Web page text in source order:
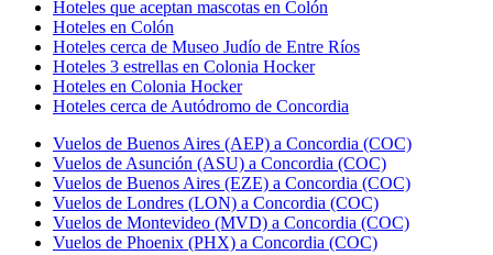
Hoteles que aceptan mascotas en Colón
Hoteles en Colón
Hoteles cerca de Museo Judío de Entre Ríos
Hoteles 3 estrellas en Colonia Hocker
Hoteles en Colonia Hocker
Hoteles cerca de Autódromo de Concordia
Vuelos de Buenos Aires (AEP) a Concordia (COC)
Vuelos de Asunción (ASU) a Concordia (COC)
Vuelos de Buenos Aires (EZE) a Concordia (COC)
Vuelos de Londres (LON) a Concordia (COC)
Vuelos de Montevideo (MVD) a Concordia (COC)
Vuelos de Phoenix (PHX) a Concordia (COC)